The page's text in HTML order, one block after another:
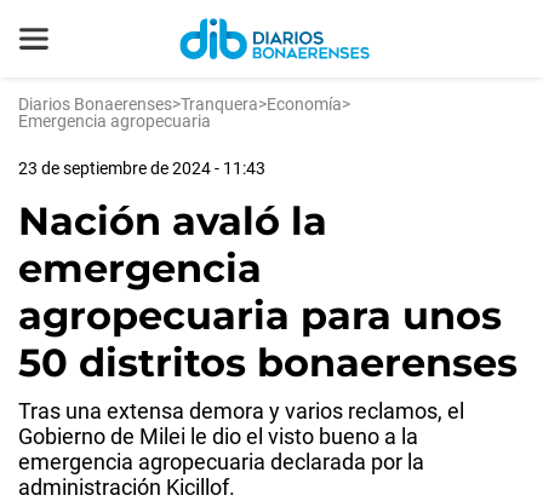
Diarios Bonaerenses>Tranquera>Economía>
Emergencia agropecuaria
23 de septiembre de 2024 - 11:43
Nación avaló la
emergencia
agropecuaria para unos
50 distritos bonaerenses
Tras una extensa demora y varios reclamos, el
Gobierno de Milei le dio el visto bueno a la
emergencia agropecuaria declarada por la
administración Kicillof.